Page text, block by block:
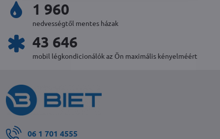
2 170
nedvességtől mentes házak
47 728
mobil légkondicionálók az Ön maximális kényelméért
06 1 701 4555